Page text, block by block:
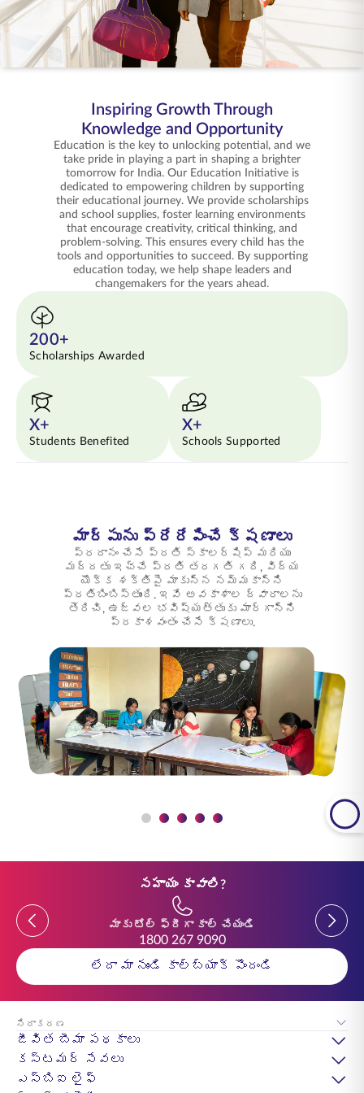
ENGLISH
ఆన్‌లైన్‌లో కొనండి ప్రీమియం చెల్లించండి
Inspiring Growth Through
Knowledge and Opportunity
Education is the key to unlocking potential, and we
take pride in playing a part in shaping a brighter
tomorrow for India. Our Education Initiative is
dedicated to empowering children by supporting
their educational journey. We provide scholarships
and school supplies, foster learning environments
that encourage creativity, critical thinking, and
problem-solving. This ensures every child has the
tools and opportunities to succeed. By supporting
education today, we help shape leaders and
changemakers for the years ahead.
200+
Scholarships Awarded
X+
Students Benefited
X+
Schools Supported
మార్పును ప్రేరేపించే క్షణాలు
ప్రదానం చేసే ప్రతి స్కాలర్‌షిప్ మరియు
మద్దతు ఇచ్చే ప్రతి తరగతి గది, విద్య
యొక్క శక్తిపై మాకున్న నమ్మకాన్ని
ప్రతిబింబిస్తుంది. ఇవే అవకాశాల ద్వారాలను
తెరిచి, ఉజ్వల భవిష్యత్తుకు మార్గాన్ని
ప్రకాశవంతం చేసే క్షణాలు.
సహాయం కావాలి?
Previous
మాకు టోల్ ఫ్రీగా కాల్ చేయండి
1800 267 9090
Previous
లేదా మా నుండి కాల్‌బ్యాక్ పొందండి
నిరాకరణ
జీవిత బీమా పథకాలు
కస్టమర్ సేవలు
ఎస్‌బిఐ లైఫ్